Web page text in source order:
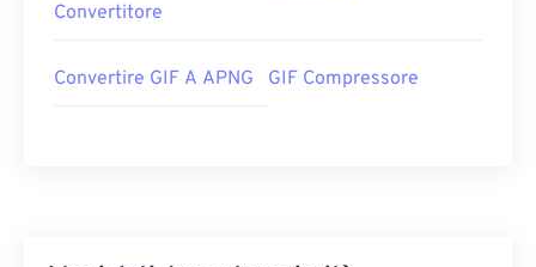
Convertitore
Convertire GIF A APNG GIF Compressore